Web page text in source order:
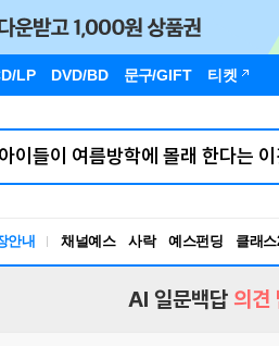
LP DVD/BD 문구/GIFT 티켓
안내 채널예스 사락 예스펀딩 클래스
AI 일문백답 의견